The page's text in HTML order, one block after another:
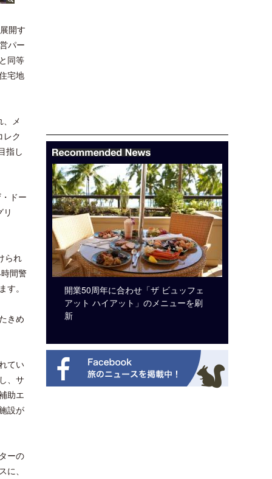
開す
パー
同等
宅地
、メ
レク
指し
ドー
られ
間警
。
きめ
てい
、サ
助エ
設が
ーの
、
・ディ
開業50周年に合わせ「ザ ビュッフェ
アット ハイアット」のメニューを刷
新